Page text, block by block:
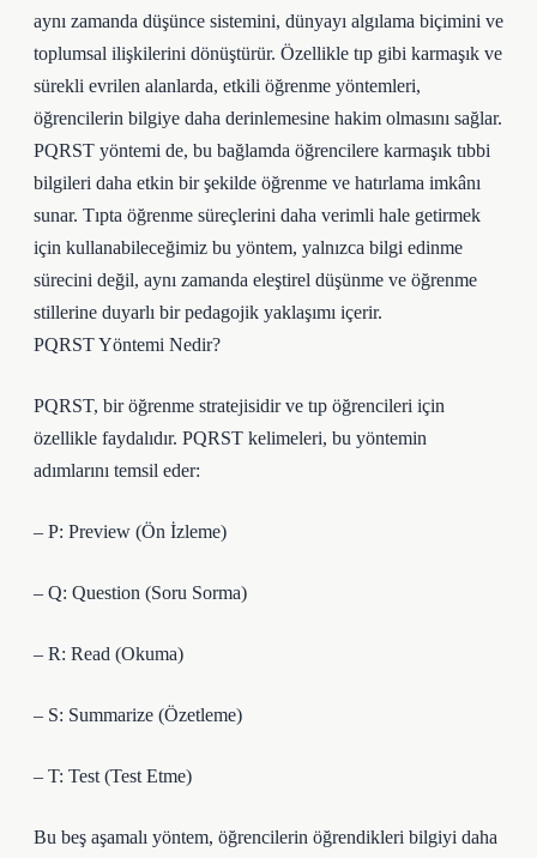
aynı zamanda düşünce sistemini, dünyayı algılama biçimini ve
toplumsal ilişkilerini dönüştürür. Özellikle tıp gibi karmaşık ve
sürekli evrilen alanlarda, etkili öğrenme yöntemleri,
öğrencilerin bilgiye daha derinlemesine hakim olmasını sağlar.
PQRST yöntemi de, bu bağlamda öğrencilere karmaşık tıbbi
bilgileri daha etkin bir şekilde öğrenme ve hatırlama imkânı
sunar. Tıpta öğrenme süreçlerini daha verimli hale getirmek
için kullanabileceğimiz bu yöntem, yalnızca bilgi edinme
sürecini değil, aynı zamanda eleştirel düşünme ve öğrenme
stillerine duyarlı bir pedagojik yaklaşımı içerir.
PQRST Yöntemi Nedir?
PQRST, bir öğrenme stratejisidir ve tıp öğrencileri için
özellikle faydalıdır. PQRST kelimeleri, bu yöntemin
adımlarını temsil eder:
– P: Preview (Ön İzleme)
– Q: Question (Soru Sorma)
– R: Read (Okuma)
– S: Summarize (Özetleme)
– T: Test (Test Etme)
Bu beş aşamalı yöntem, öğrencilerin öğrendikleri bilgiyi daha